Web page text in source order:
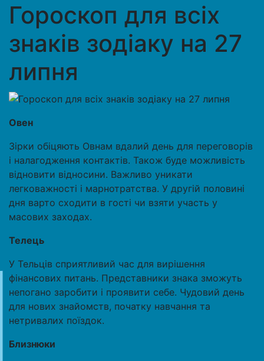
Гороскоп для всіх
знаків зодіаку на 27
липня
Овен
Зірки обіцяють Овнам вдалий день для переговорів
і налагодження контактів. Також буде можливість
відновити відносини. Важливо уникати
легковажності і марнотратства. У другій половині
дня варто сходити в гості чи взяти участь у
масових заходах.
Телець
У Тельців сприятливий час для вирішення
фінансових питань. Представники знака зможуть
непогано заробити і проявити себе. Чудовий день
для нових знайомств, початку навчання та
нетривалих поїздок.
Близнюки